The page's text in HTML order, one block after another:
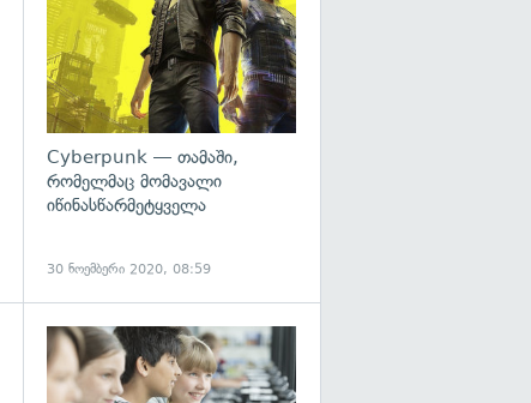
Cyberpunk — თამაში,
რომელმაც მომავალი
იწინასწარმეტყველა
30 ნოემბერი 2020, 08:59